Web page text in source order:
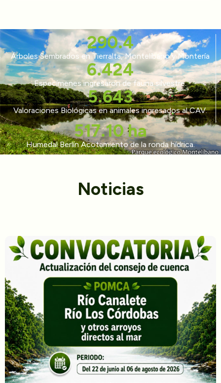
292.4
Árboles Sembrados en Tierralta, Montelíbano y Montería
6.516
Especímenes ingresaron de fauna silvestre.
5.723
Valoraciones Biológicas en animales ingresados al CAV.
524.47 ha
Humedal Berlín Acotamiento de la ronda hídrica.
Noticias